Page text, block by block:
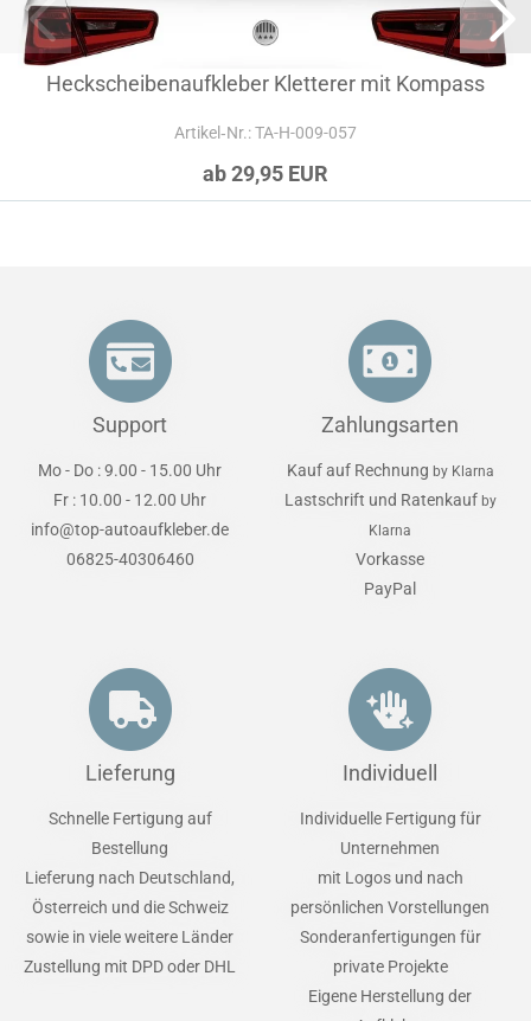
Heckscheibenaufkleber Kletterer mit Kompass
Artikel‑Nr.: TA-H-009-057
ab 29,95 EUR
Support
Mo - Do : 9.00 - 15.00 Uhr
Fr : 10.00 - 12.00 Uhr
info@top-autoaufkleber.de
06825-40306460
Zahlungsarten
Kauf auf Rechnung by Klarna
Lastschrift und Ratenkauf by
Klarna
Vorkasse
PayPal
Lieferung
Schnelle Fertigung auf
Bestellung
Lieferung nach Deutschland,
Österreich und die Schweiz
sowie in viele weitere Länder
Zustellung mit DPD oder DHL
Individuell
Individuelle Fertigung für
Unternehmen
mit Logos und nach
persönlichen Vorstellungen
Sonderanfertigungen für
private Projekte
Eigene Herstellung der